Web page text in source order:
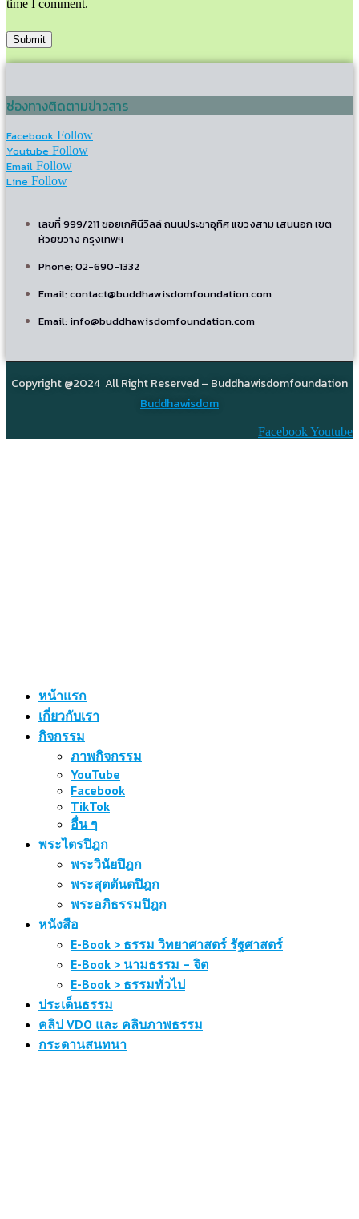
time I comment.
ช่องทางติดตามข่าวสาร
Facebook Follow
Youtube Follow
Email Follow
Line Follow
เลขที่ 999/211 ซอยเกศินีวิลล์ ถนนประชาอุทิศ แขวงสาม เสนนอก เขต
ห้วยขวาง กรุงเทพฯ
Phone: 02-690-1332
Email: contact@buddhawisdomfoundation.com
Email: info@buddhawisdomfoundation.com
Copyright @2024 All Right Reserved – Buddhawisdomfoundation
Buddhawisdom
FacebookYoutube
หน้าแรก
เกี่ยวกับเรา
กิจกรรม
ภาพกิจกรรม
YouTube
Facebook
TikTok
อื่น ๆ
พระไตรปิฎก
พระวินัยปิฎก
พระสุตตันตปิฎก
พระอภิธรรมปิฎก
หนังสือ
E-Book > ธรรม วิทยาศาสตร์ รัฐศาสตร์
E-Book > นามธรรม – จิต
E-Book > ธรรมทั่วไป
ประเด็นธรรม
คลิป VDO และ คลิบภาพธรรม
กระดานสนทนา